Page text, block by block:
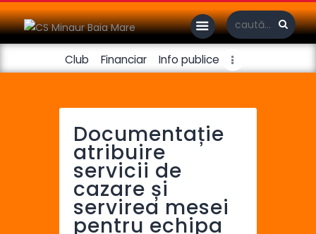
Club Financiar Info publice
Handbal feminin
Fotbal
Documentație
atribuire
servicii de
cazare și
servirea mesei
pentru echipa